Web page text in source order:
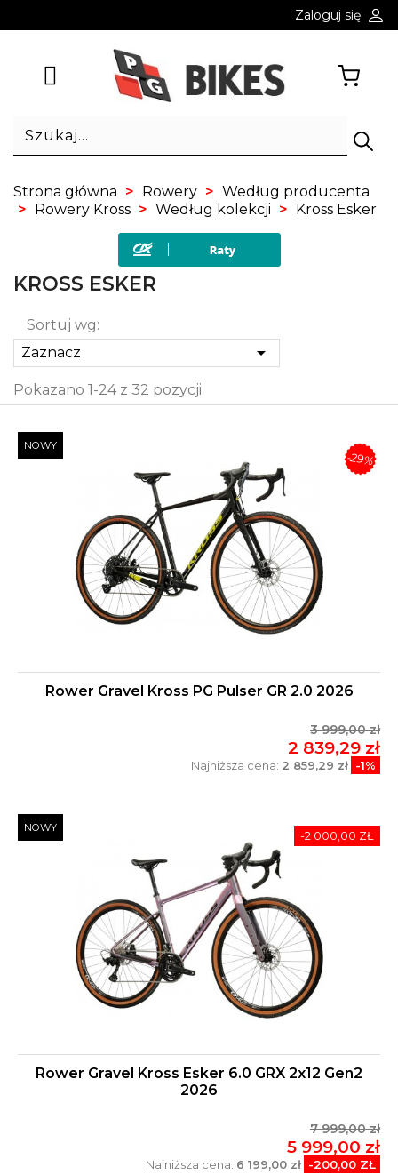
Zaloguj się
Strona główna Rowery
Według producenta
Rowery Kross
Według kolekcji Kross Esker
KROSS ESKER
Sortuj wg:
Zaznacz

Pokazano 1-24 z 32 pozycji
Rower Gravel Kross PG Pulser GR 2.0 2026
3 999,00 zł
2 839,29 zł
Najniższa cena: 2 859,29 zł -1%
NOWY
-29%
Rower Gravel Kross Esker 6.0 GRX 2x12 Gen2
2026
7 999,00 zł
5 999,00 zł
Najniższa cena: 6 199,00 zł -200,00 ZŁ
NOWY
-2 000,00 ZŁ